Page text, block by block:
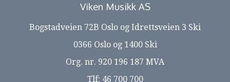
Viken Musikk AS
Bogstadveien 72B Oslo og Idrettsveien 3 Ski
0366 Oslo og 1400 Ski
Org. nr. 920 196 187 MVA
Tlf: 46 700 700